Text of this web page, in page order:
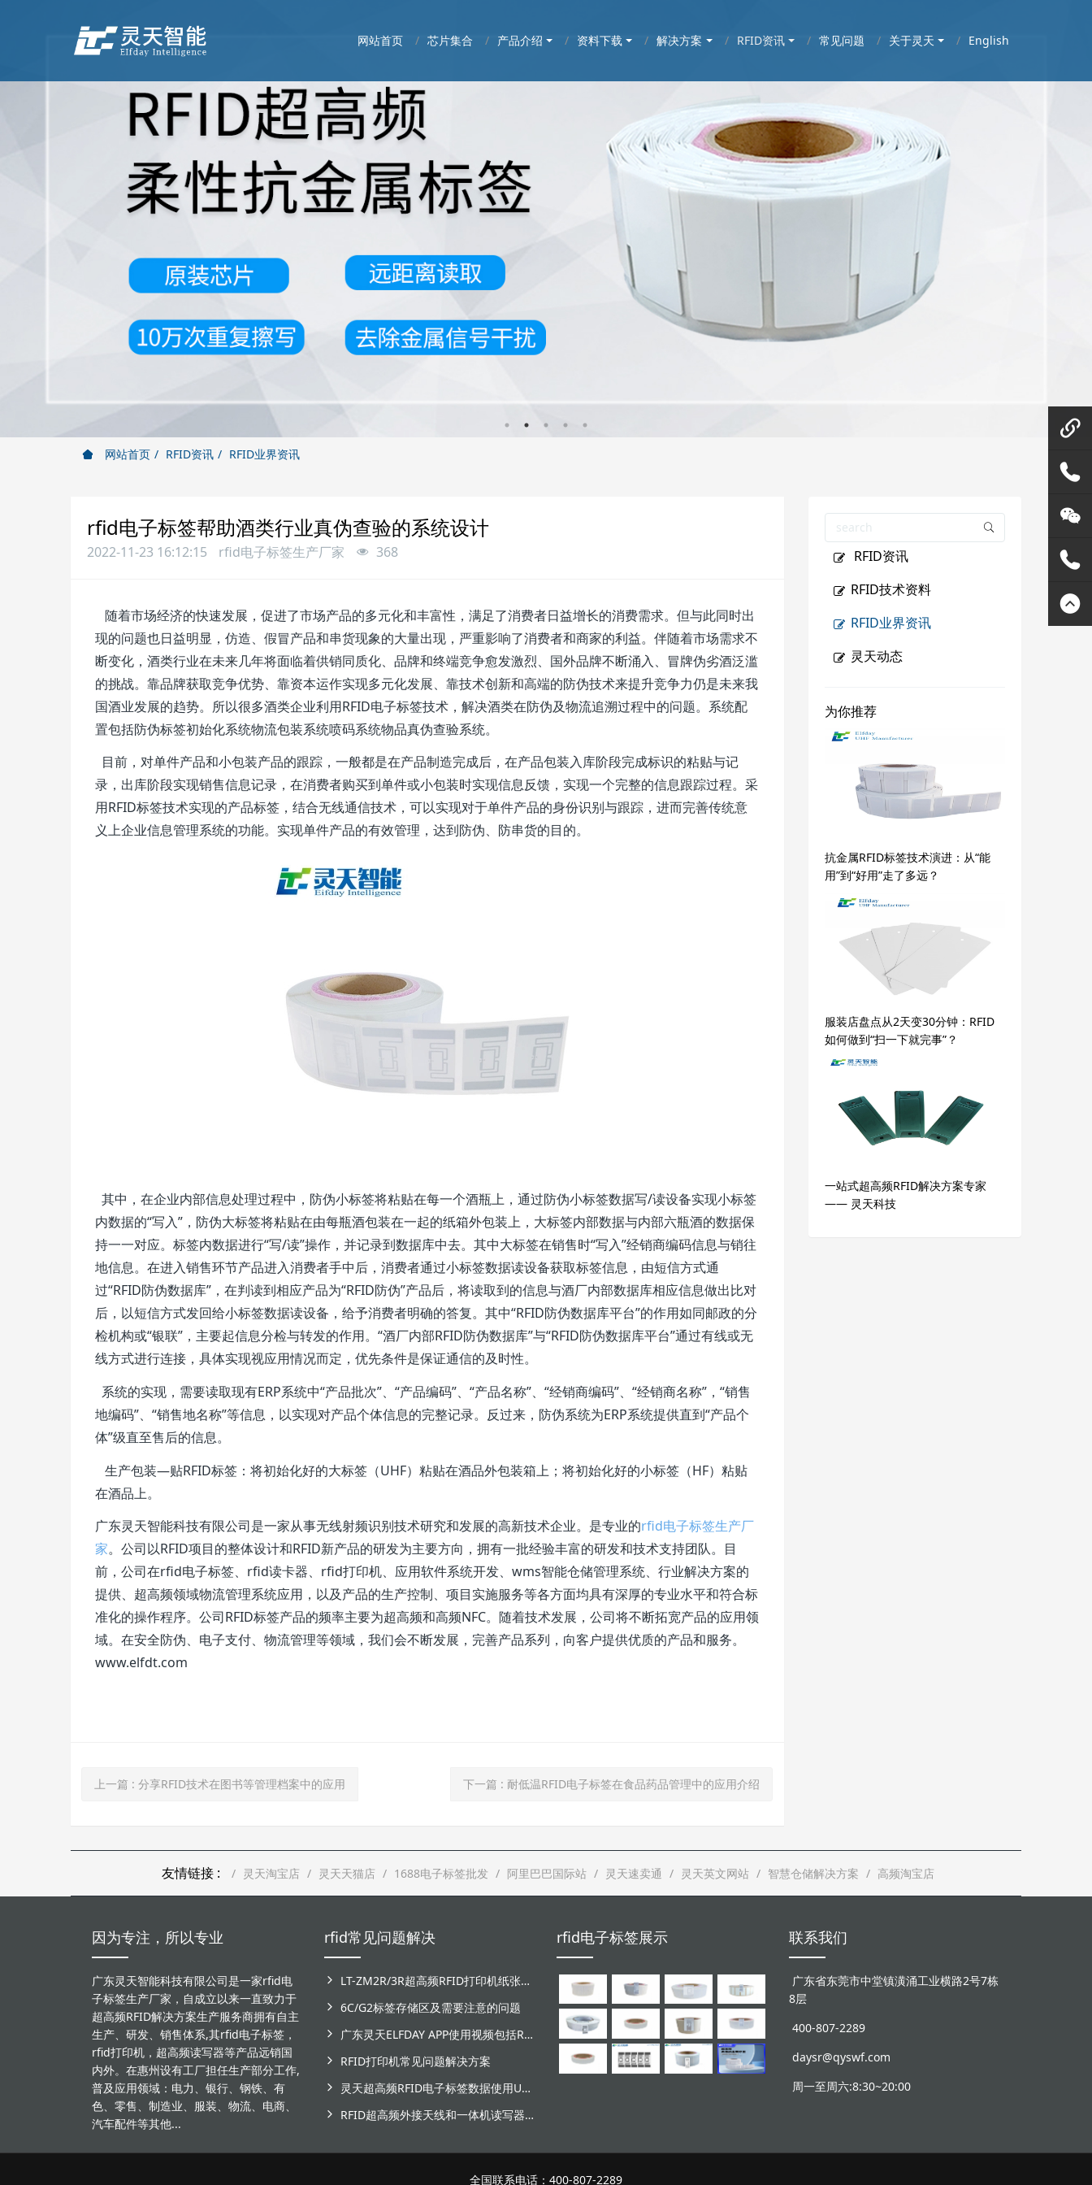
网站首页 芯片集合 产品介绍 资料下载 解决方案 RFID资讯 常见问题 关于灵天 English
网站首页 RFID资讯 RFID业界资讯
rfid电子标签帮助酒类行业真伪查验的系统设计
2022-11-23 16:12:15 rfid电子标签生产厂家 368
随着市场经济的快速发展，促进了市场产品的多元化和丰富性，满足了消费者日益增长的消费需求。但与此同时出
现的问题也日益明显，仿造、假冒产品和串货现象的大量出现，严重影响了消费者和商家的利益。伴随着市场需求不
断变化，酒类行业在未来几年将面临着供销同质化、品牌和终端竞争愈发激烈、国外品牌不断涌入、冒牌伪劣酒泛滥
的挑战。靠品牌获取竞争优势、靠资本运作实现多元化发展、靠技术创新和高端的防伪技术来提升竞争力仍是未来我
国酒业发展的趋势。所以很多酒类企业利用RFID电子标签技术，解决酒类在防伪及物流追溯过程中的问题。系统配
置包括防伪标签初始化系统物流包装系统喷码系统物品真伪查验系统。
目前，对单件产品和小包装产品的跟踪，一般都是在产品制造完成后，在产品包装入库阶段完成标识的粘贴与记
录，出库阶段实现销售信息记录，在消费者购买到单件或小包装时实现信息反馈，实现一个完整的信息跟踪过程。采
用RFID标签技术实现的产品标签，结合无线通信技术，可以实现对于单件产品的身份识别与跟踪，进而完善传统意
义上企业信息管理系统的功能。实现单件产品的有效管理，达到防伪、防串货的目的。
其中，在企业内部信息处理过程中，防伪小标签将粘贴在每一个酒瓶上，通过防伪小标签数据写/读设备实现小标签
内数据的“写入”，防伪大标签将粘贴在由每瓶酒包装在一起的纸箱外包装上，大标签内部数据与内部六瓶酒的数据保
持一一对应。标签内数据进行“写/读”操作，并记录到数据库中去。其中大标签在销售时“写入”经销商编码信息与销往
地信息。在进入销售环节产品进入消费者手中后，消费者通过小标签数据读设备获取标签信息，由短信方式通
过“RFID防伪数据库”，在判读到相应产品为“RFID防伪”产品后，将读取到的信息与酒厂内部数据库相应信息做出比对
后，以短信方式发回给小标签数据读设备，给予消费者明确的答复。其中“RFID防伪数据库平台”的作用如同邮政的分
检机构或“银联”，主要起信息分检与转发的作用。“酒厂内部RFID防伪数据库”与“RFID防伪数据库平台”通过有线或无
线方式进行连接，具体实现视应用情况而定，优先条件是保证通信的及时性。
系统的实现，需要读取现有ERP系统中“产品批次”、“产品编码”、“产品名称”、“经销商编码”、“经销商名称”，“销售
地编码”、“销售地名称”等信息，以实现对产品个体信息的完整记录。反过来，防伪系统为ERP系统提供直到“产品个
体”级直至售后的信息。
生产包装—贴RFID标签：将初始化好的大标签（UHF）粘贴在酒品外包装箱上；将初始化好的小标签（HF）粘贴
在酒品上。
广东灵天智能科技有限公司是一家从事无线射频识别技术研究和发展的高新技术企业。是专业的rfid电子标签生产厂
家。公司以RFID项目的整体设计和RFID新产品的研发为主要方向，拥有一批经验丰富的研发和技术支持团队。目
前，公司在rfid电子标签、rfid读卡器、rfid打印机、应用软件系统开发、wms智能仓储管理系统、行业解决方案的
提供、超高频领域物流管理系统应用，以及产品的生产控制、项目实施服务等各方面均具有深厚的专业水平和符合标
准化的操作程序。公司RFID标签产品的频率主要为超高频和高频NFC。随着技术发展，公司将不断拓宽产品的应用领
域。在安全防伪、电子支付、物流管理等领域，我们会不断发展，完善产品系列，向客户提供优质的产品和服务。
www.elfdt.com
上一篇 : 分享RFID技术在图书等管理档案中的应用 下一篇 : 耐低温RFID电子标签在食品药品管理中的应用介绍
RFID资讯
RFID技术资料
RFID业界资讯
灵天动态
为你推荐
抗金属RFID标签技术演进：从“能
用”到“好用”走了多远？
服装店盘点从2天变30分钟：RFID
如何做到“扫一下就完事”？
一站式超高频RFID解决方案专家
—— 灵天科技
友情链接 : 灵天淘宝店 灵天天猫店 1688电子标签批发 阿里巴巴国际站 灵天速卖通 灵天英文网站 智慧仓储解决方案 高频淘宝店
因为专注，所以专业
广东灵天智能科技有限公司是一家rfid电
子标签生产厂家，自成立以来一直致力于
超高频RFID解决方案生产服务商拥有自主
生产、研发、销售体系,其rfid电子标签，
rfid打印机，超高频读写器等产品远销国
内外。在惠州设有工厂担任生产部分工作,
普及应用领域：电力、银行、钢铁、有
色、零售、制造业、服装、物流、电商、
汽车配件等其他...
rfid常见问题解决
LT-ZM2R/3R超高频RFID打印机纸张和碳带安装视频
6C/G2标签存储区及需要注意的问题
广东灵天ELFDAY APP使用视频包括RFID超高频设备和NFC芯片标签感应
RFID打印机常见问题解决方案
灵天超高频RFID电子标签数据使用UHF读写器写入失败原因分析
RFID超高频外接天线和一体机读写器安装示意图
rfid电子标签展示 联系我们
广东省东莞市中堂镇潢涌工业横路2号7栋
8层
400-807-2289
daysr@qyswf.com
周一至周六:8:30~20:00
全国联系电话：400-807-2289
微信在
线咨询
158144
80455
灵天公
众号
400807